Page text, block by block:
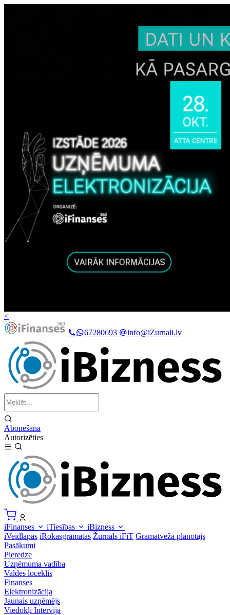
<
67280693
info@iZurnali.lv
Abonēšana
Autorizēties
iFinanses iTiesības
iBizness
iVeidlapas iRokasgrāmatas Žurnāls iFiT Grāmatveža plānotājs
Pasākumi
Pieredze
Uzņēmuma vadība
Valdes loceklis
Finanses
Elektronizācija
Jaunais uzņēmējs
Viedokļi Intervija